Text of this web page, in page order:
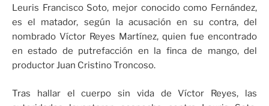
Leuris Francisco Soto, mejor conocido como Fernández,
es el matador, según la acusación en su contra, del
nombrado Víctor Reyes Martínez, quien fue encontrado
en estado de putrefacción en la finca de mango, del
productor Juan Cristino Troncoso.
Tras hallar el cuerpo sin vida de Víctor Reyes, las